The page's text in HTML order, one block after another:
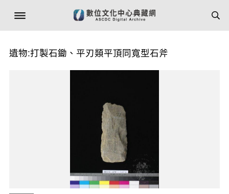
遺物:打製石鋤、平刃類平頂同寬型石斧